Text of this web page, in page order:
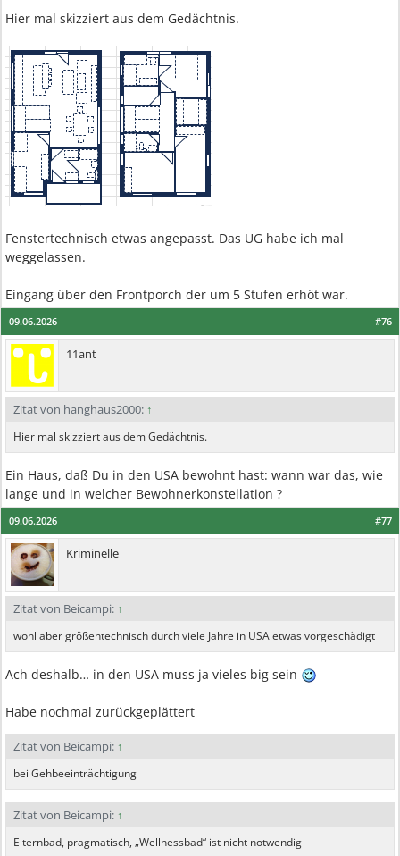
Hier mal skizziert aus dem Gedächtnis.
Fenstertechnisch etwas angepasst. Das UG habe ich mal
weggelassen.
Eingang über den Frontporch der um 5 Stufen erhöt war.
#76
09.06.2026
11ant
Zitat von hanghaus2000: ↑
Hier mal skizziert aus dem Gedächtnis.
Ein Haus, daß Du in den USA bewohnt hast: wann war das, wie
lange und in welcher Bewohnerkonstellation ?
#77
09.06.2026
Kriminelle
Zitat von Beicampi: ↑
wohl aber größentechnisch durch viele Jahre in USA etwas vorgeschädigt
Ach deshalb… in den USA muss ja vieles big sein
Habe nochmal zurückgeplättert
Zitat von Beicampi: ↑
bei Gehbeeinträchtigung
Zitat von Beicampi: ↑
Elternbad, pragmatisch, „Wellnessbad“ ist nicht notwendig